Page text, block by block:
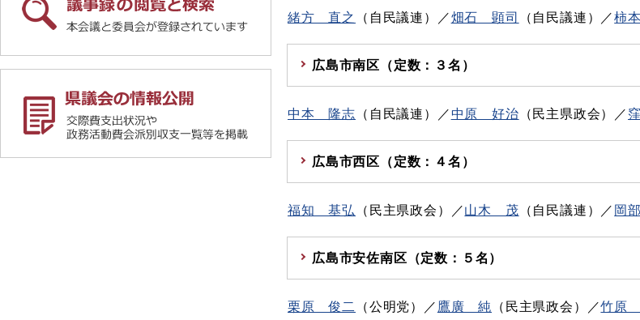
緒方 直之 （自民議連）／畑石 顕司 （自民議連）／柿
広島市南区（定数：３名）
中本 隆志 （自民議連）／中原 好治 （民主県政会）／
広島市西区（定数：４名）
福知 基弘 （民主県政会）／山木 茂 （自民議連）／岡
広島市安佐南区（定数：５名）
栗原 俊二 （公明党）／鷹廣 純 （民主県政会）／竹原